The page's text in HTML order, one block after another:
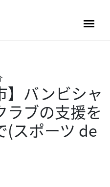
】バンビシャ
ラブの支援を
(スポーツ de